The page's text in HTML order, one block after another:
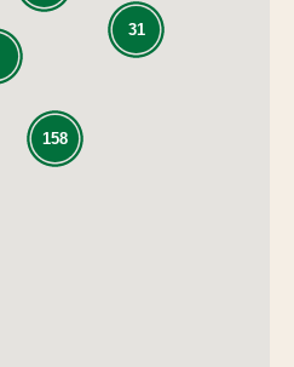
158
31